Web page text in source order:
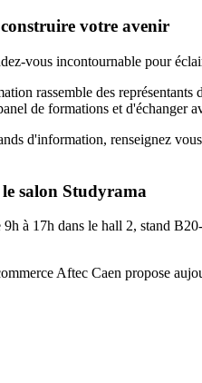
votre avenir
vous incontournable pour
rassemble des
de formations et d'échanger
d'information, renseignez
salon Studyrama
à 17h dans le hall 2, stand
Aftec Caen propose